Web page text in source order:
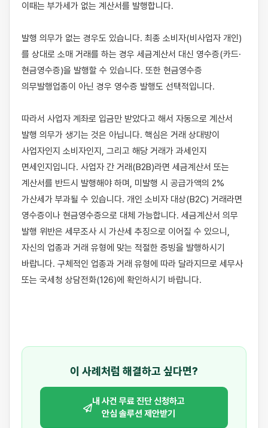
이때는 부가세가 없는 계산서를 발행합니다.
발행 의무가 없는 경우도 있습니다. 최종 소비자(비사업자 개인)
를 상대로 소매 거래를 하는 경우 세금계산서 대신 영수증(카드·
현금영수증)을 발행할 수 있습니다. 또한 현금영수증
의무발행업종이 아닌 경우 영수증 발행도 선택적입니다.
따라서 사업자 계좌로 입금만 받았다고 해서 자동으로 계산서
발행 의무가 생기는 것은 아닙니다. 핵심은 거래 상대방이
사업자인지 소비자인지, 그리고 해당 거래가 과세인지
면세인지입니다. 사업자 간 거래(B2B)라면 세금계산서 또는
계산서를 반드시 발행해야 하며, 미발행 시 공급가액의 2%
가산세가 부과될 수 있습니다. 개인 소비자 대상(B2C) 거래라면
영수증이나 현금영수증으로 대체 가능합니다. 세금계산서 의무
발행 위반은 세무조사 시 가산세 추징으로 이어질 수 있으니,
자신의 업종과 거래 유형에 맞는 적절한 증빙을 발행하시기
바랍니다. 구체적인 업종과 거래 유형에 따라 달라지므로 세무사
또는 국세청 상담전화(126)에 확인하시기 바랍니다.
이 사례처럼 해결하고 싶다면?
내 사건 무료 진단 신청하고
안심 솔루션 제안받기